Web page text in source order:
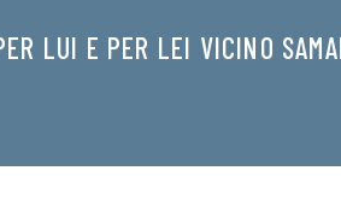
LUI E PER LEI VICINO